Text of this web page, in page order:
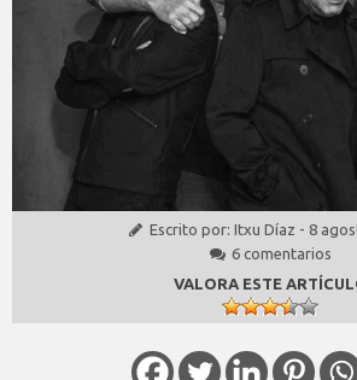
Escrito por: Itxu Díaz - 8
6 comentarios
VALORA ESTE